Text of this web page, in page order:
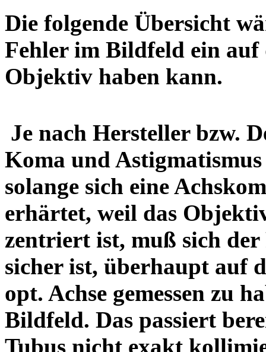
Die folgende Übersicht
Fehler im Bildfeld ein auf
Objektiv
Je nach Hersteller bzw.
Koma und
solange sich eine
erhärtet, weil das
zentriert ist, muß sich
sicher ist, überhaupt auf
opt. Achse gemessen zu
Bildfeld. Das passiert
Tubus nicht exakt